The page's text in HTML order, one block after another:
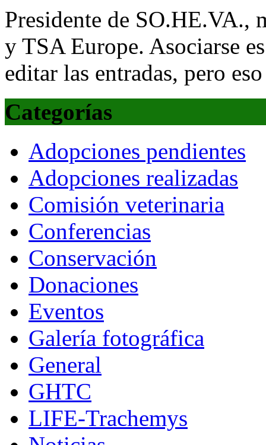
Presidente de SO.HE.VA.,
y TSA Europe. Asociarse
editar las entradas, pero
Categorías
Adopciones pendientes
Adopciones realizadas
Comisión veterinaria
Conferencias
Conservación
Donaciones
Eventos
Galería fotográfica
General
GHTC
LIFE-Trachemys